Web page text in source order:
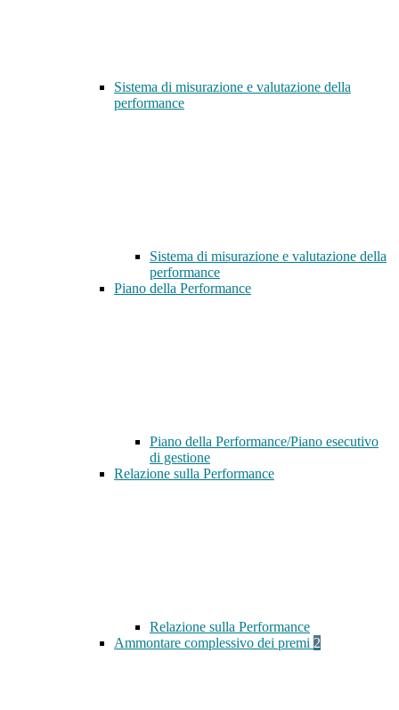
Sistema di misurazione e valutazione della
performance
Sistema di misurazione e valutazione della
performance
Piano della Performance
Piano della Performance/Piano esecutivo
di gestione
Relazione sulla Performance
Relazione sulla Performance
Ammontare complessivo dei premi 2